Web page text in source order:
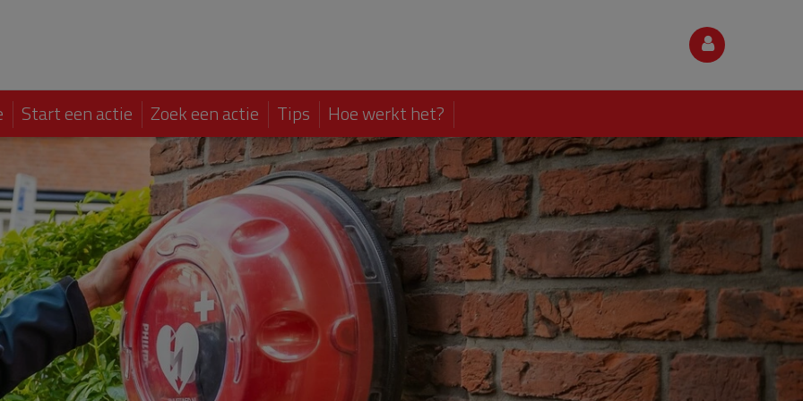
Start een actie Zoek een actie Tips Hoe werkt het?